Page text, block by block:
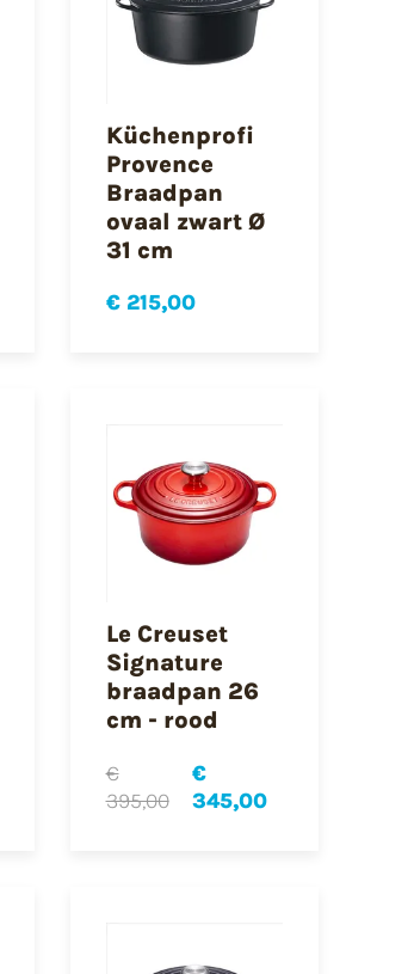
Küchenprofi
Provence
Braadpan
ovaal zwart Ø
31 cm
€ 215,00
Le Creuset
Signature
braadpan 26
cm - rood
€
395,00
€
345,00